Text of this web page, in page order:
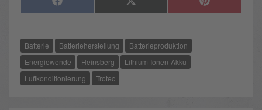
SHARE
F
O
O
K
SHARE
X
T
T
E
R
)
SHARE
P
Batterie Batterieherstellung
Batterieproduktion
Energiewende
Heinsberg
Lithium-Ionen-Akku
Luftkonditionierung
Trotec